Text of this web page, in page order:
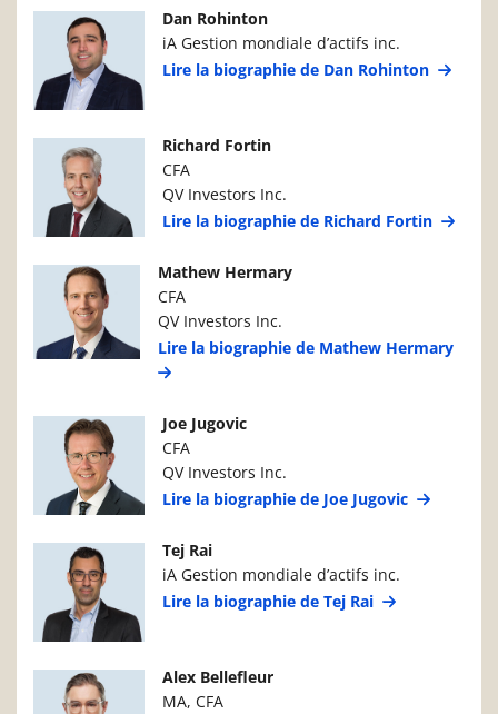
Photo du gestionnaire de portefeuille
Dan Rohinton
iA Gestion mondiale d’actifs inc.
Lire la biographie de Dan Rohinton
Photo du gestionnaire de portefeuille
Richard Fortin
CFA
QV Investors Inc.
Lire la biographie de Richard Fortin
Photo du gestionnaire de portefeuille
Mathew Hermary
CFA
QV Investors Inc.
Lire la biographie de Mathew Hermary
Photo du gestionnaire de portefeuille
Joe Jugovic
CFA
QV Investors Inc.
Lire la biographie de Joe Jugovic
Photo du gestionnaire de portefeuille
Tej Rai
iA Gestion mondiale d’actifs inc.
Lire la biographie de Tej Rai
Photo du gestionnaire de portefeuille
Alex Bellefleur
MA, CFA